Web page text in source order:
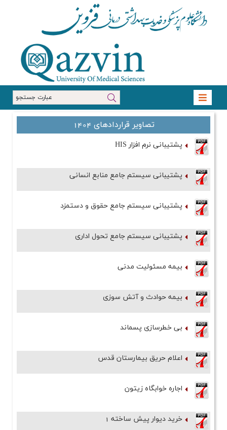
تصاویر قراردادهای 1404
پشتیبانی نرم افزار HIS
پشتیبانی سیستم جامع منابع انسانی
پشتیبانی سیستم جامع حقوق و دستمزد
پشتیبانی سیستم جامع تحول اداری
بیمه مسئولیت مدنی
بیمه حوادث و آتش سوزی
بی خطرسازی پسماند
اعلام حریق بیمارستان قدس
اجاره خوابگاه زیتون
خرید دیوار پیش ساخته 1